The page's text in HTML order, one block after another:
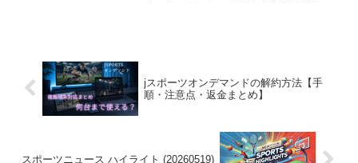
jスポーツオンデマンドの解約方法【手
順・注意点・返金まとめ】
スポーツニュース ハイライト (20260519)